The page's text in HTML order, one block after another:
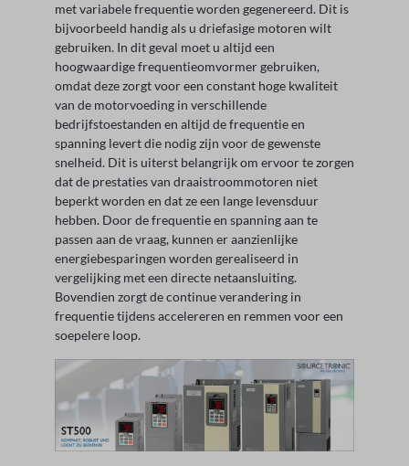
met variabele frequentie worden gegenereerd. Dit is
bijvoorbeeld handig als u driefasige motoren wilt
gebruiken. In dit geval moet u altijd een
hoogwaardige frequentieomvormer gebruiken,
omdat deze zorgt voor een constant hoge kwaliteit
van de motorvoeding in verschillende
bedrijfstoestanden en altijd de frequentie en
spanning levert die nodig zijn voor de gewenste
snelheid. Dit is uiterst belangrijk om ervoor te zorgen
dat de prestaties van draaistroommotoren niet
beperkt worden en dat ze een lange levensduur
hebben. Door de frequentie en spanning aan te
passen aan de vraag, kunnen er aanzienlijke
energiebesparingen worden gerealiseerd in
vergelijking met een directe netaansluiting.
Bovendien zorgt de continue verandering in
frequentie tijdens accelereren en remmen voor een
soepelere loop.